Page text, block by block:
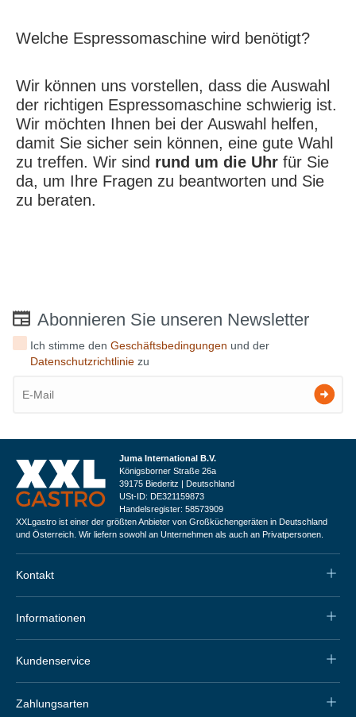
Welche Espressomaschine wird benötigt?
Wir können uns vorstellen, dass die Auswahl
der richtigen Espressomaschine schwierig ist.
Wir möchten Ihnen bei der Auswahl helfen,
damit Sie sicher sein können, eine gute Wahl
zu treffen. Wir sind rund um die Uhr für Sie
da, um Ihre Fragen zu beantworten und Sie
zu beraten.
Abonnieren Sie unseren Newsletter
Ich stimme denGeschäftsbedingungen und der
Datenschutzrichtlinie zu
Juma International B.V.
Königsborner Straße 26a
39175 Biederitz | Deutschland
USt-ID: DE321159873
Handelsregister: 58573909
XXLgastro ist einer der größten Anbieter von Großküchengeräten in Deutschland
und Österreich. Wir liefern sowohl an Unternehmen als auch an Privatpersonen.
Kontakt
Informationen
Kundenservice
Zahlungsarten